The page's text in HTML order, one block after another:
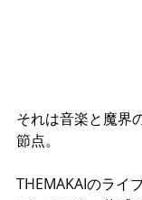
それは音楽と魔界
節点。
THEMAKAIのライ